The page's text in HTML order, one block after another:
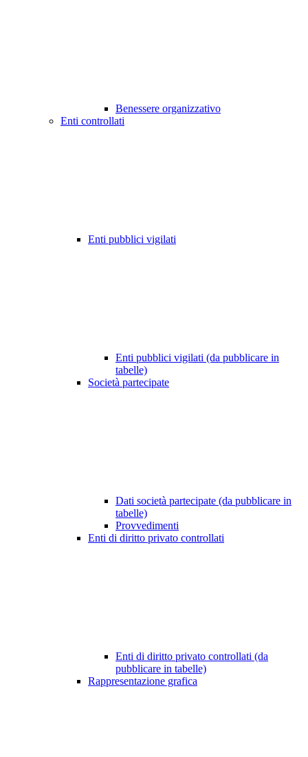
Benessere organizzativo
Enti controllati
Enti pubblici vigilati
Enti pubblici vigilati (da pubblicare in
tabelle)
Società partecipate
Dati società partecipate (da pubblicare in
tabelle)
Provvedimenti
Enti di diritto privato controllati
Enti di diritto privato controllati (da
pubblicare in tabelle)
Rappresentazione grafica